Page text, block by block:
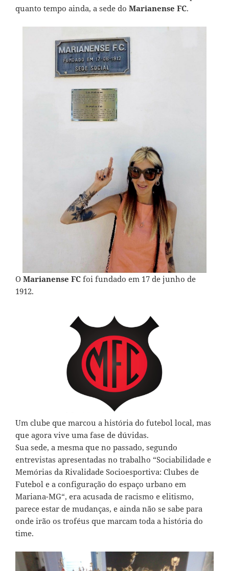
quanto tempo ainda, a sede do Marianense FC.
O Marianense FC foi fundado em 17 de junho de
1912.
Um clube que marcou a história do futebol local, mas
que agora vive uma fase de dúvidas.
Sua sede, a mesma que no passado, segundo
entrevistas apresentadas no trabalho “Sociabilidade e
Memórias da Rivalidade Socioesportiva: Clubes de
Futebol e a configuração do espaço urbano em
Mariana-MG“, era acusada de racismo e elitismo,
parece estar de mudanças, e ainda não se sabe para
onde irão os troféus que marcam toda a história do
time.